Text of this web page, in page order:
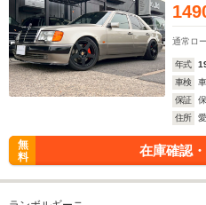
通常ロ
年式
車検
保証
住所
無
料
在庫確認